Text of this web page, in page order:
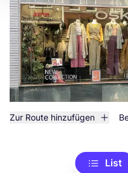
Zur Route hinzufügen
List